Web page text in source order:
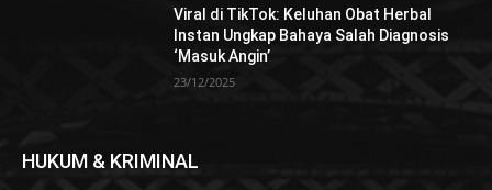
Viral di TikTok: Keluhan Obat Herbal
Instan Ungkap Bahaya Salah Diagnosis
‘Masuk Angin’
23/12/2025
HUKUM & KRIMINAL